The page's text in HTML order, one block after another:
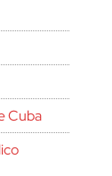
Cuba